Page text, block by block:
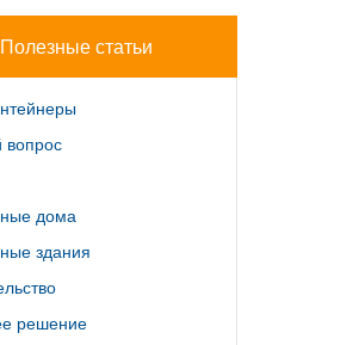
Полезные статьи
дома
здания
решение